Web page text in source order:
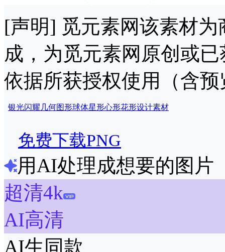
[声明] 觅元素网该素材
成，为觅元素网原创或
依据所获授权使用（含
银光闪耀几何图形球体星形心形花形设计素材
免费下载PNG
用AI处理成想要的图片
超清4k
AI高清
AI生同款